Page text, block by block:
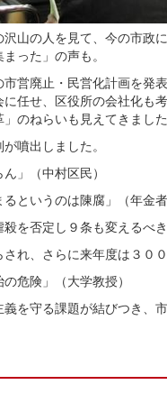
山の人を見て、今の市
った」の声も。
営廃止・民営化計画を発
任せ、区役所の会社化
のねらいも見えてきました
噴出しました。
」（中村区民）
というのは陳腐」（年金者
を否定し９条も変えるべ
れ、さらに来年度は３０
危険」（大学教授）
を守る課題が結びつき、